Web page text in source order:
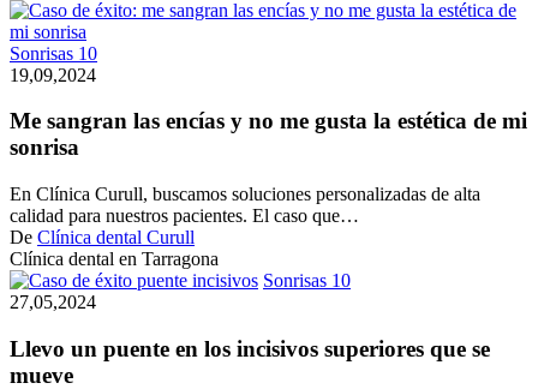
Sonrisas 10Me
encías
gusta
la
estética
de
mi
19,09,2024
Me sangran las encías y no me gusta la estética de mi
sonrisa
En Clínica Curull, buscamos soluciones personalizadas de alta
calidad para nuestros pacientes. El caso que…
De Clínica dental Curull
Clínica dental en Tarragona
Sonrisas 10Llevo
en
los
27,05,2024
Llevo un puente en los incisivos superiores que se
mueve